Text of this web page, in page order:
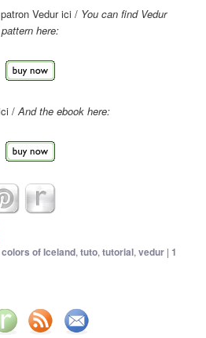
Vedur ici / You can find Vedur
pattern here:
/ And the ebook here:
colors of Iceland,tuto,tutorial,vedur | 1